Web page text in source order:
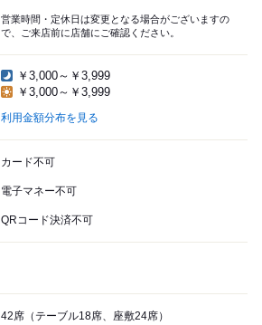
営業時間・定休日は変更となる場合がございますの
で、ご来店前に店舗にご確認ください。
￥3,000～￥3,999
￥3,000～￥3,999
利用金額分布を見る
カード不可
電子マネー不可
QRコード決済不可
42席（テーブル18席、座敷24席）